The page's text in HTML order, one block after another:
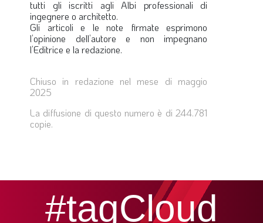
tutti gli iscritti agli Albi professionali di
ingegnere o architetto.
Gli articoli e le note firmate esprimono
l’opinione dell’autore e non impegnano
l’Editrice e la redazione.
Chiuso in redazione nel mese di maggio
2025
La diffusione di questo numero è di 244.781
copie.
#tagCloud